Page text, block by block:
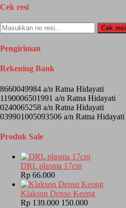
Cek resi
Cek resi
Pengiriman
Rekening Bank
8660049984 a/n Ratna Hidayati
1190006501991 a/n Ratna Hidayati
0240065258 a/n Ratna Hidayati
039901005093506 a/n Ratna Hidayati
Produk Sale
DRL plasma 17cm
Rp 66.000
Klakson Denso Keong
Rp 139.000 150.000